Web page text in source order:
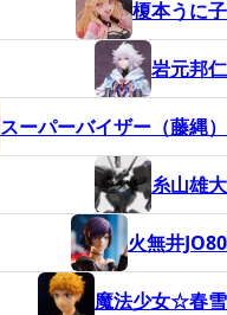
榎本うに子
岩元邦仁
スーパーバイザー（藤縄）
糸山雄大
火無井JO80
魔法少女☆春雪